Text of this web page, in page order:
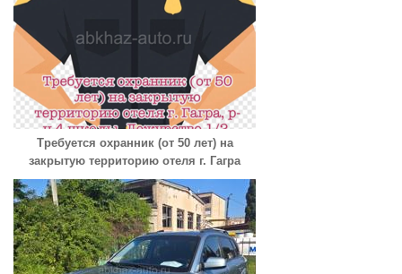
Требуется охранник (от 50 лет) на
закрытую территорию отеля г. Гагра